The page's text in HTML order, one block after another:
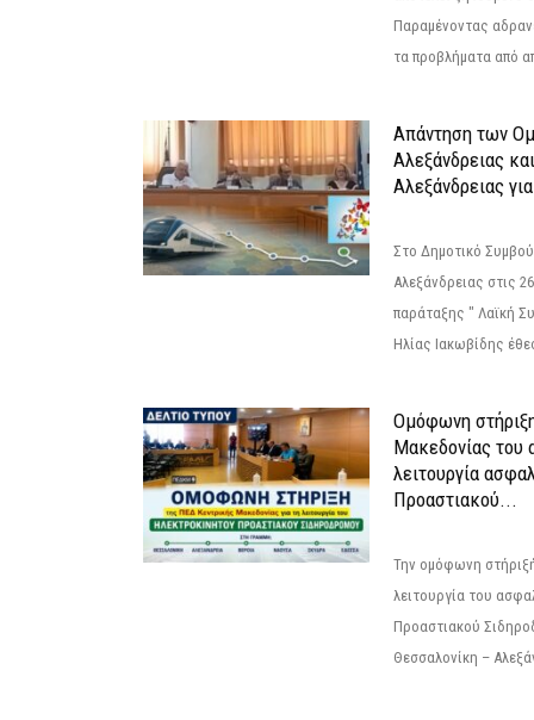
Παραμένοντας
τα προβλήματα από
Απάντηση των
Αλεξάνδρειας
Αλεξάνδρειας
Στο Δημοτικό
Αλεξάνδρειας στις
παράταξης " Λαϊκή
Ηλίας Ιακωβίδης
Ομόφωνη
Μακεδονίας του
λειτουργία
Προαστιακού...
Την ομόφωνη
λειτουργία του
Προαστιακού
Θεσσαλονίκη –